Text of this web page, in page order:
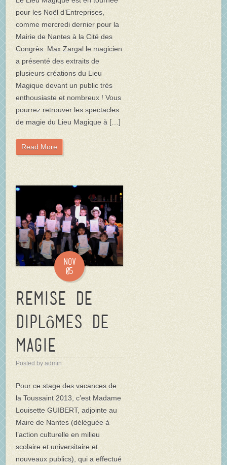
pour les Noël d’Entreprises,
comme mercredi dernier pour la
Mairie de Nantes à la Cité des
Congrès. Max Zargal le magicien
a présenté des extraits de
plusieurs créations du Lieu
Magique devant un public très
enthousiaste et nombreux ! Vous
pourrez retrouver les spectacles
de magie du Lieu Magique à […]
Read More
Nov
05
Remise de
diplômes de
magie
Posted by admin
Pour ce stage des vacances de
la Toussaint 2013, c’est Madame
Louisette GUIBERT, adjointe au
Maire de Nantes (déléguée à
l’action culturelle en milieu
scolaire et universitaire et
nouveaux publics), qui a effectué